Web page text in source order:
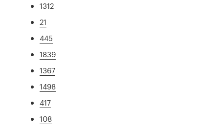
1312
21
445
1839
1367
1498
417
108